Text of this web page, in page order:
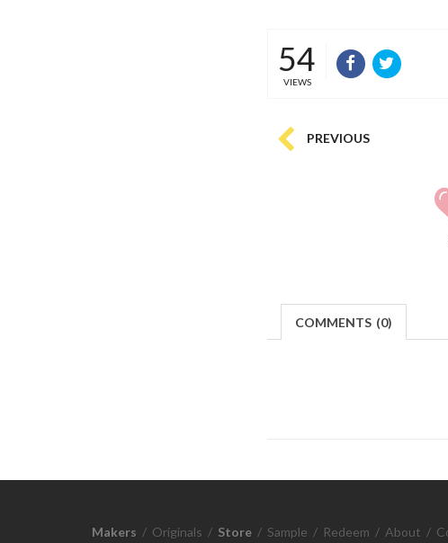
54
VIEWS
PREVIOUS
COMMENTS (0)
Makers / Originals / Store / Sample / Redeem / About /